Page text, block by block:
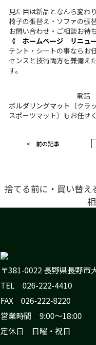
見た目は新品となんら変わ
椅子の張替え・ソファの張
お問い合わせ・ご相談お待
《 ホームページ リニュ
テント・シートの事ならお
センスと技術両方を兼備え
す。
電話
ボルダリングマット 〔ク
スポーツマット〕もお任せ
< 前の記事
捨てる前に・買い替
〒381-0022 長野県長野市
TEL 026-222-4410
FAX 026-222-8220
営業時間 9:00〜18:00
定休日 日曜・祝日